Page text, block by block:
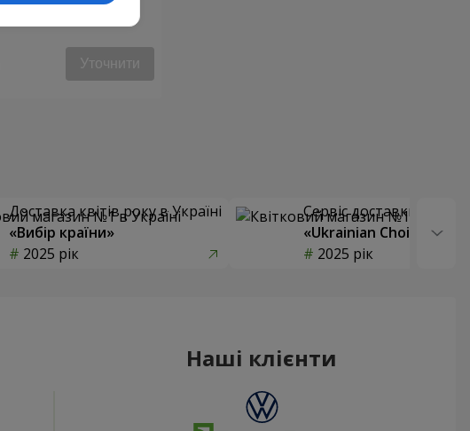
Уточнити
Доставка квітів року в Україні
«Вибір країни»
2025 рік
Сервіс доставки квітів
«Ukrainian Choice»
2025 рік
Наші клієнти